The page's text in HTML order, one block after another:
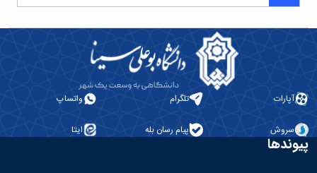
آپارات تلگرام واتساپ
سروش پیام رسان بله ایتا
پیوندها